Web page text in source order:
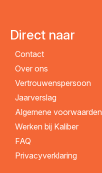
Direct naar
Contact
Over ons
Vertrouwenspersoon
Jaarverslag
Algemene voorwaarden
Werken bij Kaliber
FAQ
Privacyverklaring